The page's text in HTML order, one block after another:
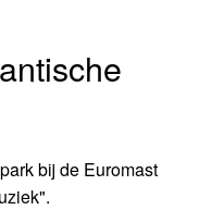
bij de Euromast